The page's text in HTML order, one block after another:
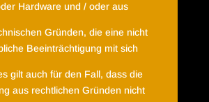
Hardware und / oder aus
Gründen, die eine nicht
Beeinträchtigung mit sich
gilt auch für den Fall, dass die
aus rechtlichen Gründen nicht